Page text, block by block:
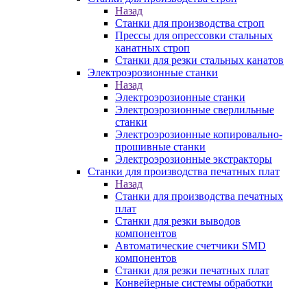
Назад
Станки для производства строп
Прессы для опрессовки стальных
канатных строп
Станки для резки стальных канатов
Электроэрозионные станки
Назад
Электроэрозионные станки
Электроэрозионные сверлильные
станки
Электроэрозионные копировально-
прошивные станки
Электроэрозионные экстракторы
Станки для производства печатных плат
Назад
Станки для производства печатных
плат
Станки для резки выводов
компонентов
Автоматические счетчики SMD
компонентов
Станки для резки печатных плат
Конвейерные системы обработки